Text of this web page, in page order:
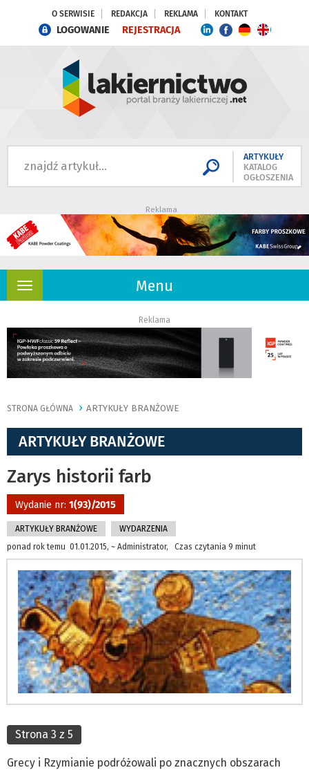
O SERWISIE REDAKCJA REKLAMA KONTAKT
LOGOWANIE REJESTRACJA
ARTYKUŁY
KATALOG
OGŁOSZENIA
Reklama
Menu
Rozwiń
Reklama
STRONA GŁÓWNA ARTYKUŁY BRANŻOWE
ARTYKUŁY BRANŻOWE
Zarys historii farb
Wydanie nr: 1(93)/2015
ARTYKUŁY BRANŻOWE
WYDARZENIA
ponad rok temu 01.01.2015, ~ Administrator, Czas czytania 9 minut
Strona 3 z 5
Grecy i Rzymianie podróżowali po znacznych obszarach